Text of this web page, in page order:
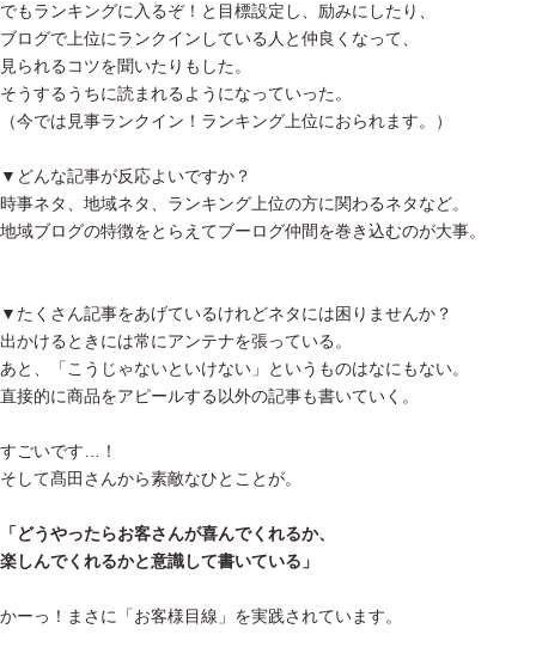
でもランキングに入るぞ！と目標設定し、励みにしたり、
ブログで上位にランクインしている人と仲良くなって、
見られるコツを聞いたりもした。
そうするうちに読まれるようになっていった。
（今では見事ランクイン！ランキング上位におられます。）
▼どんな記事が反応よいですか？
時事ネタ、地域ネタ、ランキング上位の方に関わるネタなど。
地域ブログの特徴をとらえてブーログ仲間を巻き込むのが大事。
▼たくさん記事をあげているけれどネタには困りませんか？
出かけるときには常にアンテナを張っている。
あと、「こうじゃないといけない」というものはなにもない。
直接的に商品をアピールする以外の記事も書いていく。
すごいです…！
そして髙田さんから素敵なひとことが。
「どうやったらお客さんが喜んでくれるか、
楽しんでくれるかと意識して書いている」
かーっ！まさに「お客様目線」を実践されています。